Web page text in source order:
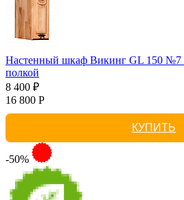
Настенный шкаф Викинг GL 150 №7
полкой
8 400 ₽
16 800 Р
КУПИТЬ
-50%